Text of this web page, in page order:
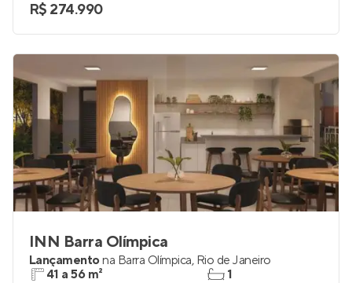
R$ 274.990
INN Barra Olímpica
Lançamentona Barra Olímpica, Rio de Janeiro
41 a 56 m²
1